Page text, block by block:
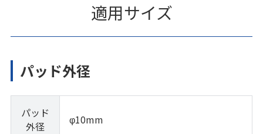
適用サイズ
パッド外径
パッド
外径
φ10mm